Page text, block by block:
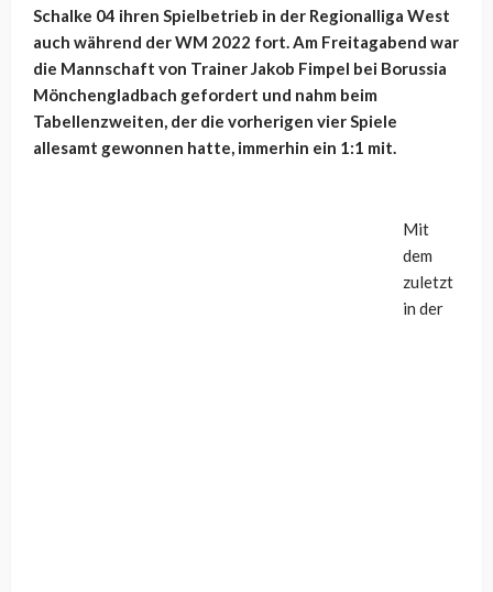
Schalke 04 ihren Spielbetrieb in der Regionalliga West
auch während der WM 2022 fort. Am Freitagabend war
die Mannschaft von Trainer Jakob Fimpel bei Borussia
Mönchengladbach gefordert und nahm beim
Tabellenzweiten, der die vorherigen vier Spiele
allesamt gewonnen hatte, immerhin ein 1:1 mit.
Mit
dem
zuletzt
in der